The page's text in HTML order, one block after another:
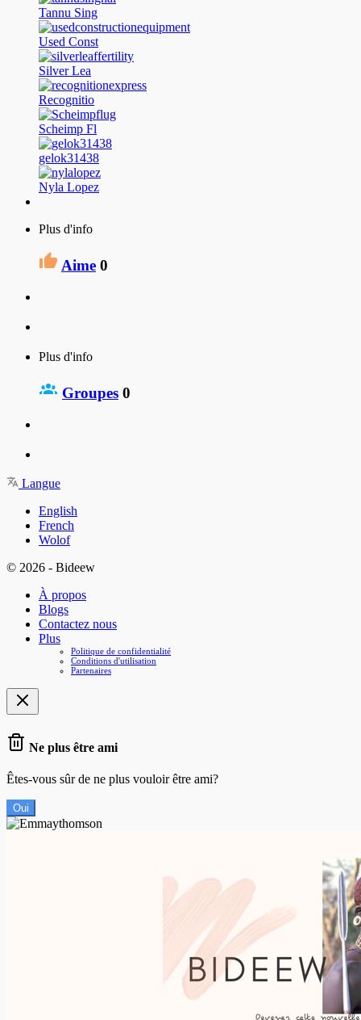
Tannu Sing
Used Const
Silver Lea
Recognitio
Scheimp Fl
gelok31438
Nyla Lopez
Plus d'info
Aime 0
Plus d'info
Groupes 0
Langue
English
French
Wolof
© 2026 - Bideew
À propos
Blogs
Contactez nous
Plus
Politique de confidentialité
Conditions d'utilisation
Partenaires
Ne plus être ami
Êtes-vous sûr de ne plus vouloir être ami?
Oui